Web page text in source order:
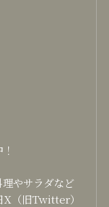
やサラダなど
X（旧Twitter）